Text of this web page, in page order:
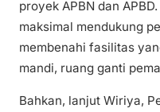
proyek APBN dan
maksimal mendukung
membenahi fasilitas
mandi, ruang ganti
Bahkan, lanjut Wiriya,